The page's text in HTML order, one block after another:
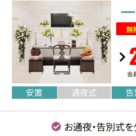
無
会
安置 通夜式
お通夜・告別式